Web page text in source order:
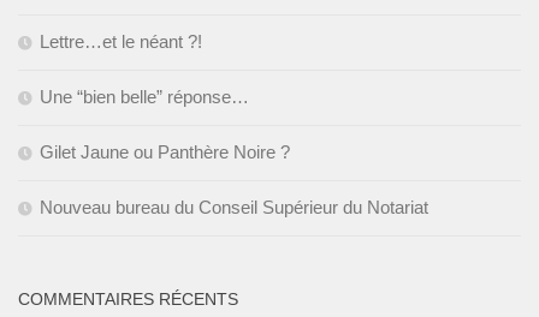
Lettre…et le néant ?!
Une “bien belle” réponse…
Gilet Jaune ou Panthère Noire ?
Nouveau bureau du Conseil Supérieur du Notariat
COMMENTAIRES RÉCENTS